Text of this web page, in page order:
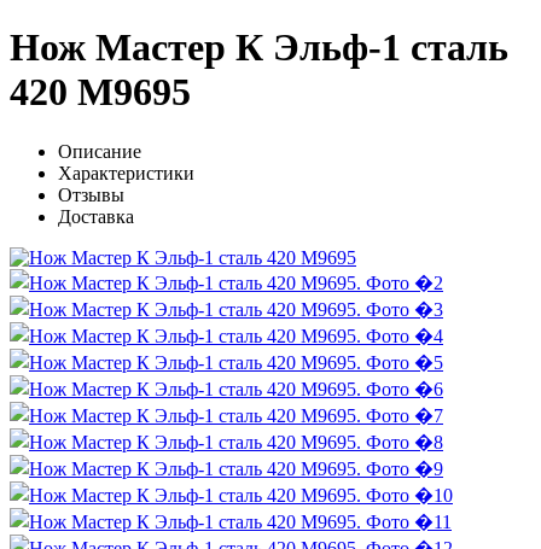
Нож Мастер К Эльф-1 сталь
420 M9695
Описание
Характеристики
Отзывы
Доставка